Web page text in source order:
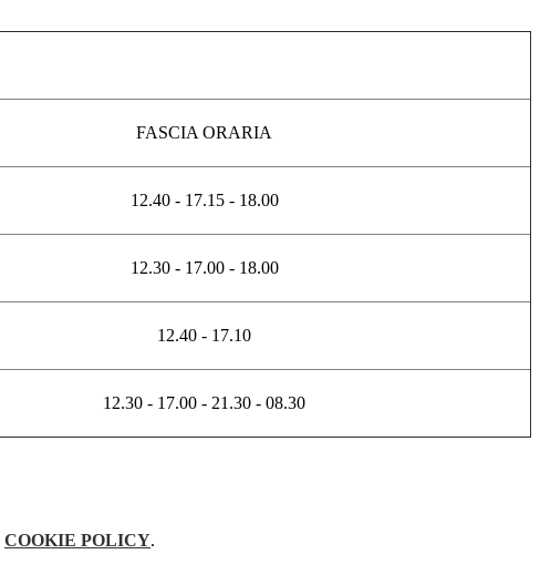
FASCIA ORARIA
12.40 - 17.15 - 18.00
12.30 - 17.00 - 18.00
12.40 - 17.10
12.30 - 17.00 - 21.30 - 08.30
COOKIE POLICY.